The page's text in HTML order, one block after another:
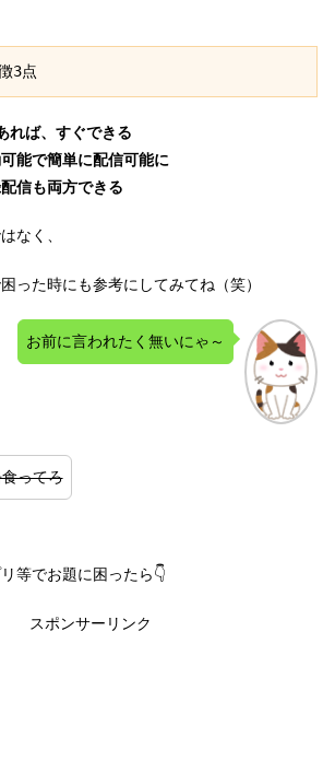
3点
れば、すぐできる
能で簡単に配信可能に
信も両方できる
なく、
った時にも参考にしてみてね（笑）
お前に言われたく無いにゃ～
ってろ
等でお題に困ったら👇
スポンサーリンク